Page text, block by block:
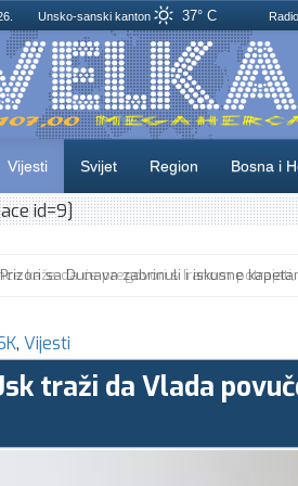
Unsko-sanski kanton 37° C
Vijesti Svijet Region Bosna i
id=9]
, Vijesti
traži da Vlada